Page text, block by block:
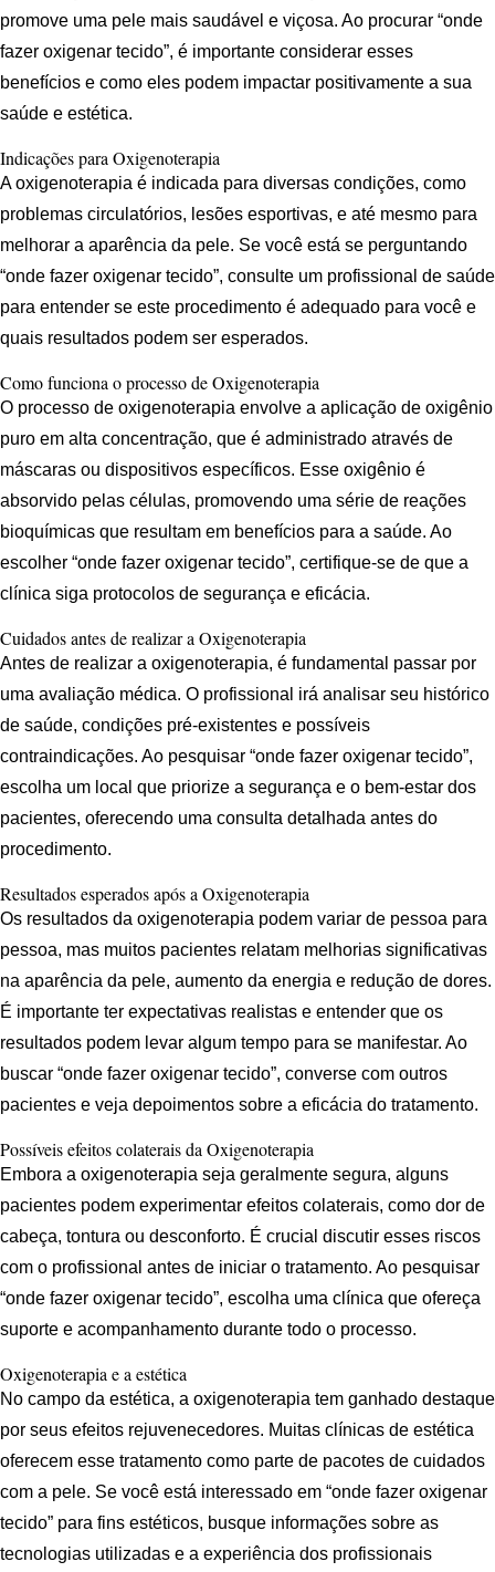
promove uma pele mais saudável e viçosa. Ao procurar “onde
fazer oxigenar tecido”, é importante considerar esses
benefícios e como eles podem impactar positivamente a sua
saúde e estética.
Indicações para Oxigenoterapia
A oxigenoterapia é indicada para diversas condições, como
problemas circulatórios, lesões esportivas, e até mesmo para
melhorar a aparência da pele. Se você está se perguntando
“onde fazer oxigenar tecido”, consulte um profissional de saúde
para entender se este procedimento é adequado para você e
quais resultados podem ser esperados.
Como funciona o processo de Oxigenoterapia
O processo de oxigenoterapia envolve a aplicação de oxigênio
puro em alta concentração, que é administrado através de
máscaras ou dispositivos específicos. Esse oxigênio é
absorvido pelas células, promovendo uma série de reações
bioquímicas que resultam em benefícios para a saúde. Ao
escolher “onde fazer oxigenar tecido”, certifique-se de que a
clínica siga protocolos de segurança e eficácia.
Cuidados antes de realizar a Oxigenoterapia
Antes de realizar a oxigenoterapia, é fundamental passar por
uma avaliação médica. O profissional irá analisar seu histórico
de saúde, condições pré-existentes e possíveis
contraindicações. Ao pesquisar “onde fazer oxigenar tecido”,
escolha um local que priorize a segurança e o bem-estar dos
pacientes, oferecendo uma consulta detalhada antes do
procedimento.
Resultados esperados após a Oxigenoterapia
Os resultados da oxigenoterapia podem variar de pessoa para
pessoa, mas muitos pacientes relatam melhorias significativas
na aparência da pele, aumento da energia e redução de dores.
É importante ter expectativas realistas e entender que os
resultados podem levar algum tempo para se manifestar. Ao
buscar “onde fazer oxigenar tecido”, converse com outros
pacientes e veja depoimentos sobre a eficácia do tratamento.
Possíveis efeitos colaterais da Oxigenoterapia
Embora a oxigenoterapia seja geralmente segura, alguns
pacientes podem experimentar efeitos colaterais, como dor de
cabeça, tontura ou desconforto. É crucial discutir esses riscos
com o profissional antes de iniciar o tratamento. Ao pesquisar
“onde fazer oxigenar tecido”, escolha uma clínica que ofereça
suporte e acompanhamento durante todo o processo.
Oxigenoterapia e a estética
No campo da estética, a oxigenoterapia tem ganhado destaque
por seus efeitos rejuvenecedores. Muitas clínicas de estética
oferecem esse tratamento como parte de pacotes de cuidados
com a pele. Se você está interessado em “onde fazer oxigenar
tecido” para fins estéticos, busque informações sobre as
tecnologias utilizadas e a experiência dos profissionais